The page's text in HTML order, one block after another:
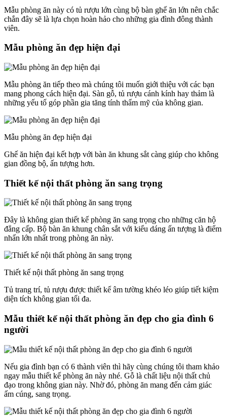
Mẫu phòng ăn này có tủ rượu lớn cùng bộ bàn ghế ăn lớn nên chắc
chắn đây sẽ là lựa chọn hoàn hảo cho những gia đình đông thành
viên.
Mẫu phòng ăn đẹp hiện đại
Mẫu phòng ăn tiếp theo mà chúng tôi muốn giới thiệu với các bạn
mang phong cách hiện đại. Sàn gỗ, tủ rượu cánh kính hay thảm là
những yếu tố góp phần gia tăng tính thẩm mỹ của không gian.
Mẫu phòng ăn đẹp hiện đại
Ghế ăn hiện đại kết hợp với bàn ăn khung sắt càng giúp cho không
gian đồng bộ, ấn tượng hơn.
Thiết kế nội thất phòng ăn sang trọng
Đây là không gian thiết kế phòng ăn sang trọng cho những căn hộ
đẳng cấp. Bộ bàn ăn khung chân sắt với kiểu dáng ấn tượng là điểm
nhấn lớn nhất trong phòng ăn này.
Thiết kế nội thất phòng ăn sang trọng
Tủ trang trí, tủ rượu được thiết kế âm tường khéo léo giúp tiết kiệm
diện tích không gian tối đa.
Mẫu thiết kế nội thất phòng ăn đẹp cho gia đình 6
người
Nếu gia đình bạn có 6 thành viên thì hãy cùng chúng tôi tham khảo
ngay mẫu thiết kế phòng ăn này nhé. Gỗ là chất liệu nội thất chủ
đạo trong không gian này. Nhờ đó, phòng ăn mang đến cảm giác
ấm cúng, sang trọng.